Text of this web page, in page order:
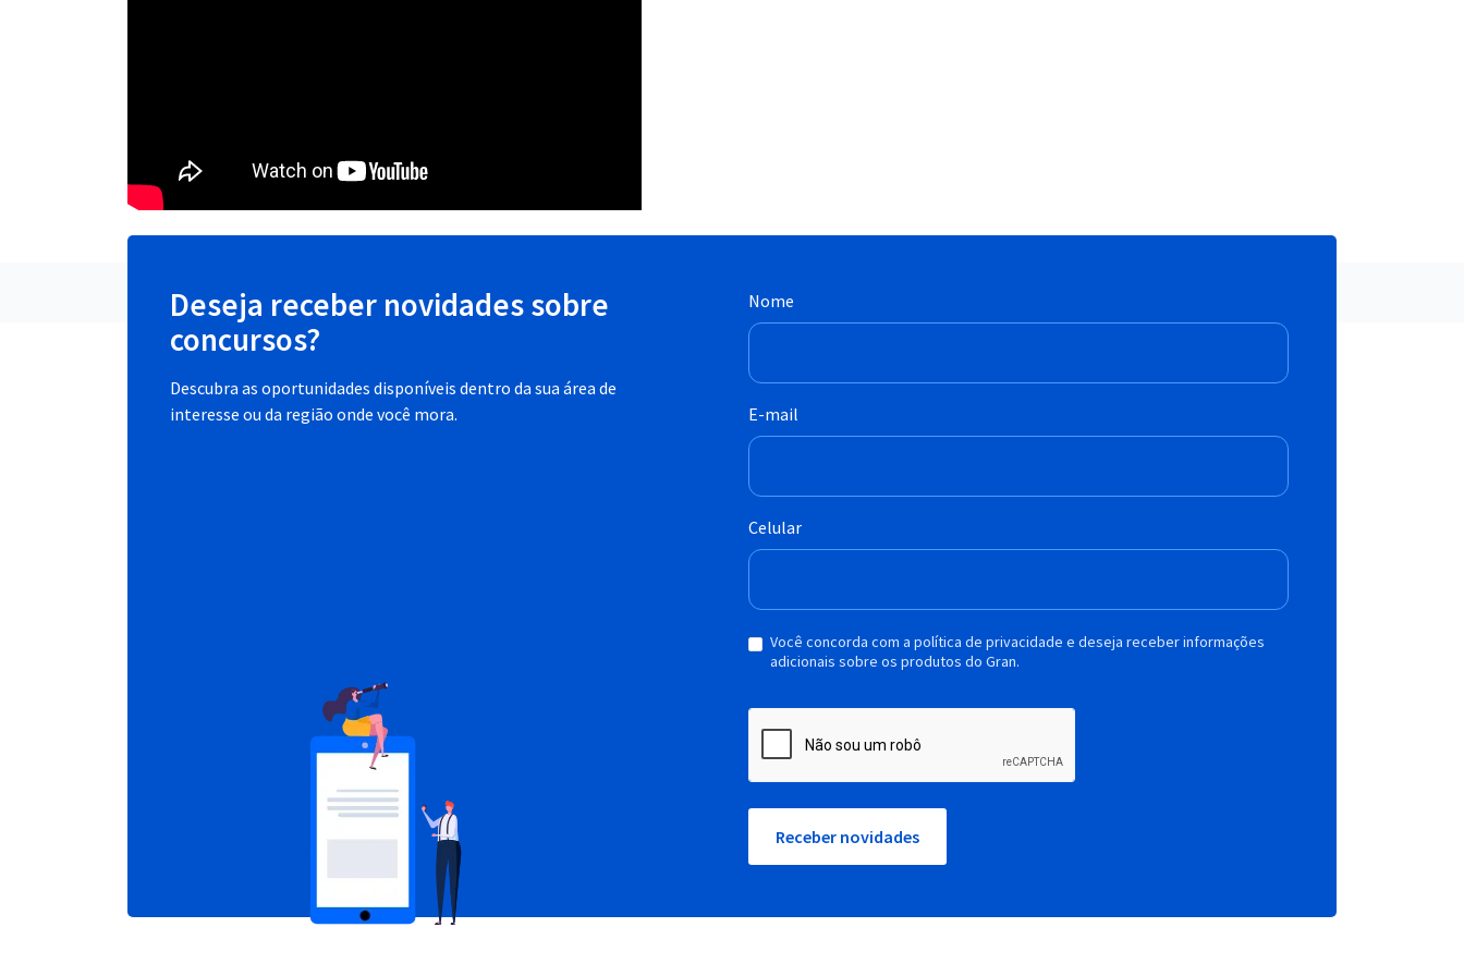
Deseja receber novidades sobre
concursos?
Descubra as oportunidades disponíveis dentro da sua área de
interesse ou da região onde você mora.
Nome
E-mail
Celular
Você concorda com a política de privacidade e deseja receber informações
adicionais sobre os produtos do Gran.
Receber novidades